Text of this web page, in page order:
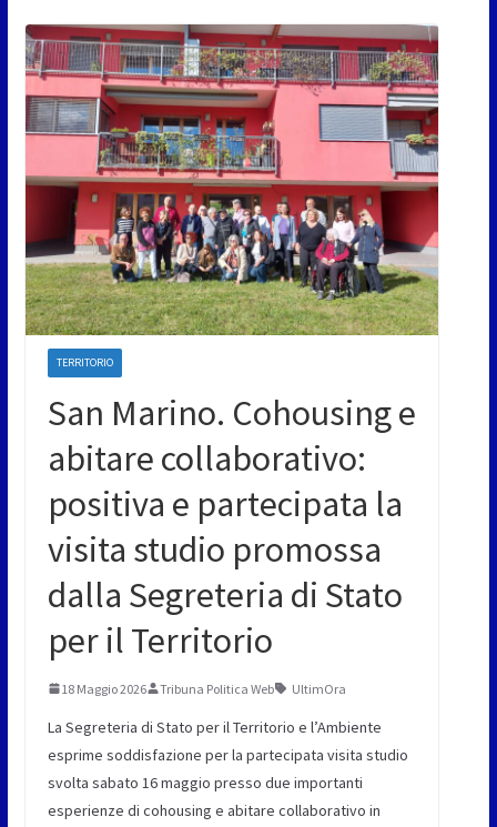
TERRITORIO
San Marino. Cohousing e
abitare collaborativo:
positiva e partecipata la
visita studio promossa
dalla Segreteria di Stato
per il Territorio
18 Maggio 2026 Tribuna Politica Web UltimOra
La Segreteria di Stato per il Territorio e l’Ambiente
esprime soddisfazione per la partecipata visita studio
svolta sabato 16 maggio presso due importanti
esperienze di cohousing e abitare collaborativo in